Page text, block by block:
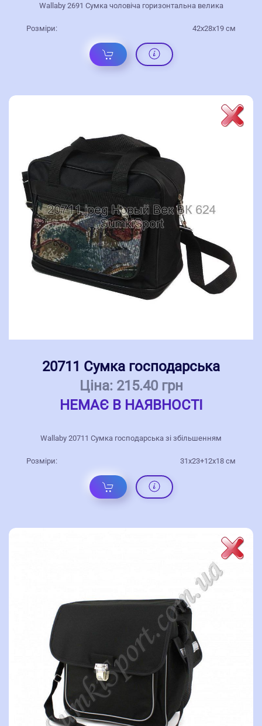
Wallaby 2691 Сумка чоловіча горизонтальна велика
Розміри: 42x28x19 см
20711 Сумка господарська
Ціна: 215.40 грн
НЕМАЄ В НАЯВНОСТІ
Wallaby 20711 Сумка господарська зі збільшенням
Розміри: 31x23+12x18 см